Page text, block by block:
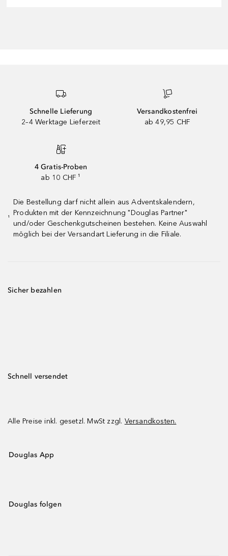
Schnelle Lieferung
2–4 Werktage Lieferzeit
Versandkostenfrei
ab 49,95 CHF
4 Gratis-Proben
ab 10 CHF ¹
¹
Die Bestellung darf nicht allein aus Adventskalendern,
Produkten mit der Kennzeichnung "Douglas Partner"
und/oder Geschenkgutscheinen bestehen. Keine Auswahl
möglich bei der Versandart Lieferung in die Filiale.
Sicher bezahlen
Schnell versendet
Alle Preise inkl. gesetzl. MwSt zzgl. Versandkosten.
Douglas App
Douglas folgen